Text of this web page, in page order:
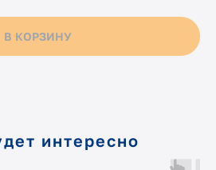
В КОРЗИНУ
интересно